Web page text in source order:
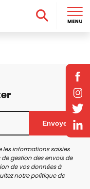
Envoyer
les informations saisies
de gestion des envois de
de vos données à
notrepolitique de
MENU